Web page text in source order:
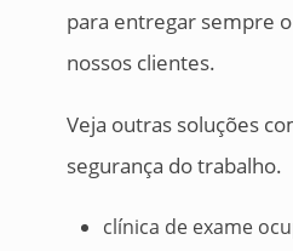
para entregar sempre
nossos clientes.
Veja outras soluções
segurança do trabalho.
clínica de exame